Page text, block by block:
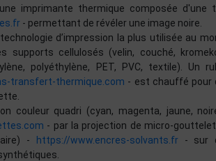
imprimante thermique composée d'une
- permettant de révéler une image noire.
d’impression la plus utilisée au
supports cellulosés (velin, couché,
polyéthylène, PET, PVC, textile). Un
transfert-thermique.com - est chauffé pour
couleur quadri (cyan, magenta, jaune,
- par la projection de micro-
-
https://www.encres-solvants.fr- sur